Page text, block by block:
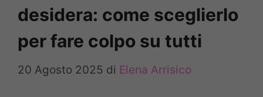
desidera: come sceglierlo
per fare colpo su tutti
20 Agosto 2025 di Elena Arrisico